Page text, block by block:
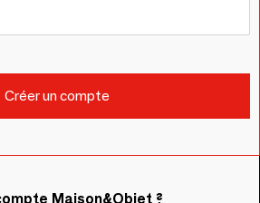
Maison&Objet ?